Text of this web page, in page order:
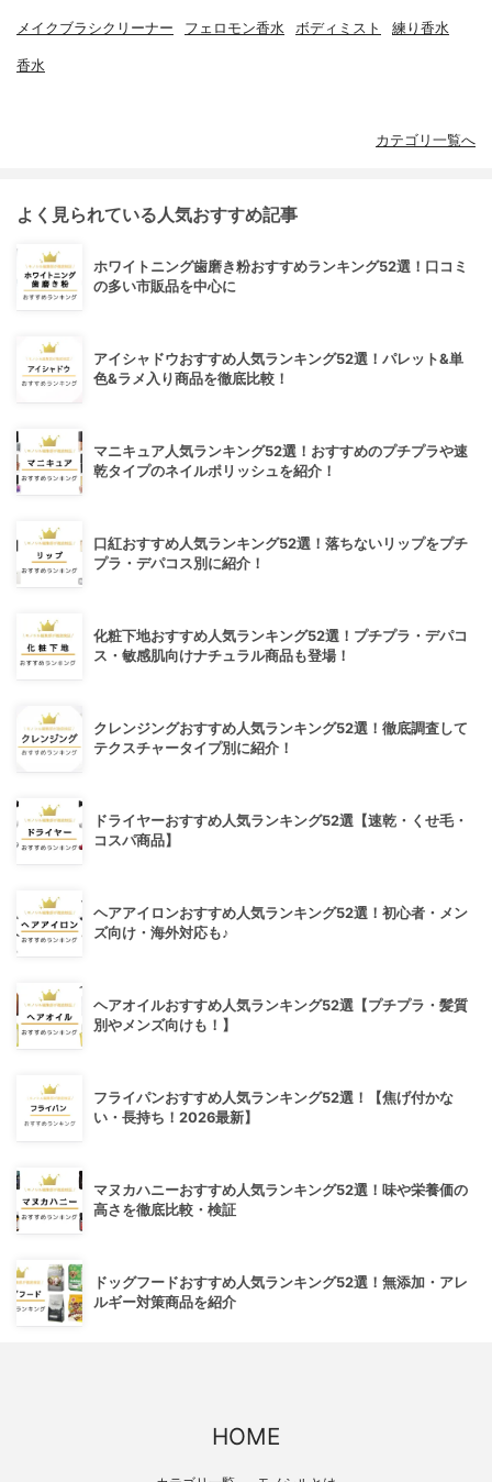
メイクブラシクリーナー フェロモン香水 ボディミスト 練り香水
香水
カテゴリ一覧へ
よく見られている人気おすすめ記事
ホワイトニング歯磨き粉おすすめランキング52選！口コミ
の多い市販品を中心に
アイシャドウおすすめ人気ランキング52選！パレット&単
色&ラメ入り商品を徹底比較！
マニキュア人気ランキング52選！おすすめのプチプラや速
乾タイプのネイルポリッシュを紹介！
口紅おすすめ人気ランキング52選！落ちないリップをプチ
プラ・デパコス別に紹介！
化粧下地おすすめ人気ランキング52選！プチプラ・デパコ
ス・敏感肌向けナチュラル商品も登場！
クレンジングおすすめ人気ランキング52選！徹底調査して
テクスチャータイプ別に紹介！
ドライヤーおすすめ人気ランキング52選【速乾・くせ毛・
コスパ商品】
ヘアアイロンおすすめ人気ランキング52選！初心者・メン
ズ向け・海外対応も♪
ヘアオイルおすすめ人気ランキング52選【プチプラ・髪質
別やメンズ向けも！】
フライパンおすすめ人気ランキング52選！【焦げ付かな
い・長持ち！2026最新】
マヌカハニーおすすめ人気ランキング52選！味や栄養価の
高さを徹底比較・検証
ドッグフードおすすめ人気ランキング52選！無添加・アレ
ルギー対策商品を紹介
HOME